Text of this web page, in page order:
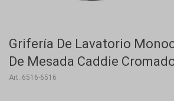
Grifería De Lavatorio
De Mesada Caddie
6516-6516